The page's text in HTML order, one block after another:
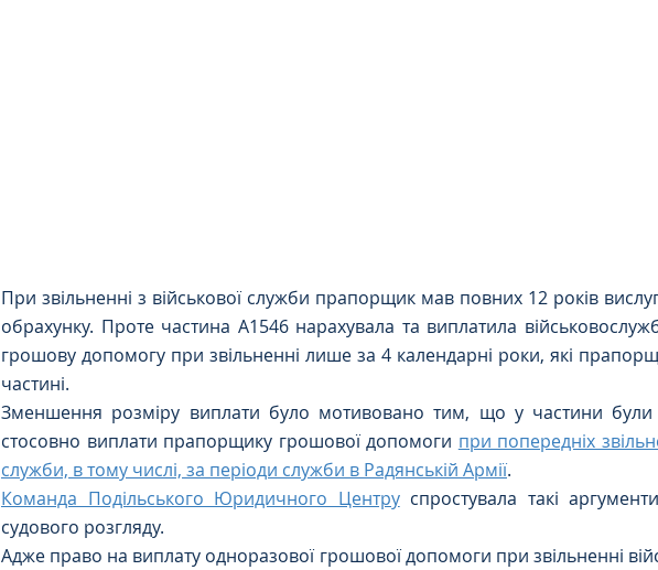
При звільненні з військової служби прапорщик мав повних 12 років
обрахунку. Проте частина А1546 нарахувала та виплатила
грошову допомогу при звільненні лише за 4 календарні роки, які
частині.
Зменшення розміру виплати було мотивовано тим, що у частини були
стосовно виплати прапорщику грошової допомоги при попередніх
служби, в тому числі, за періоди служби в Радянській Армії.
Команда Подільського Юридичного Центру спростувала такі
судового розгляду.
Адже право на виплату одноразової грошової допомоги при звільненні